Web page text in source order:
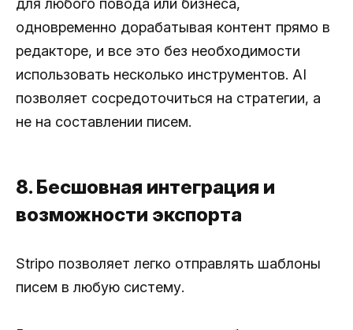
для любого повода или бизнеса,
одновременно дорабатывая контент прямо в
редакторе, и все это без необходимости
использовать несколько инструментов. AI
позволяет сосредоточиться на стратегии, а
не на составлении писем.
8. Бесшовная интеграция и
возможности экспорта
Stripo позволяет легко отправлять шаблоны
писем в любую систему.